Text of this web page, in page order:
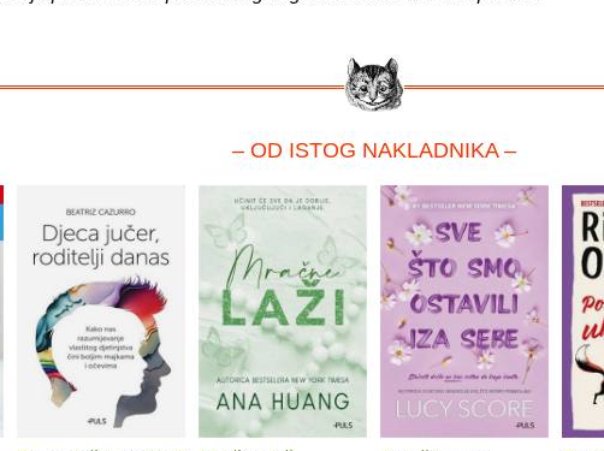
– OD ISTOG NAKLADNIKA –